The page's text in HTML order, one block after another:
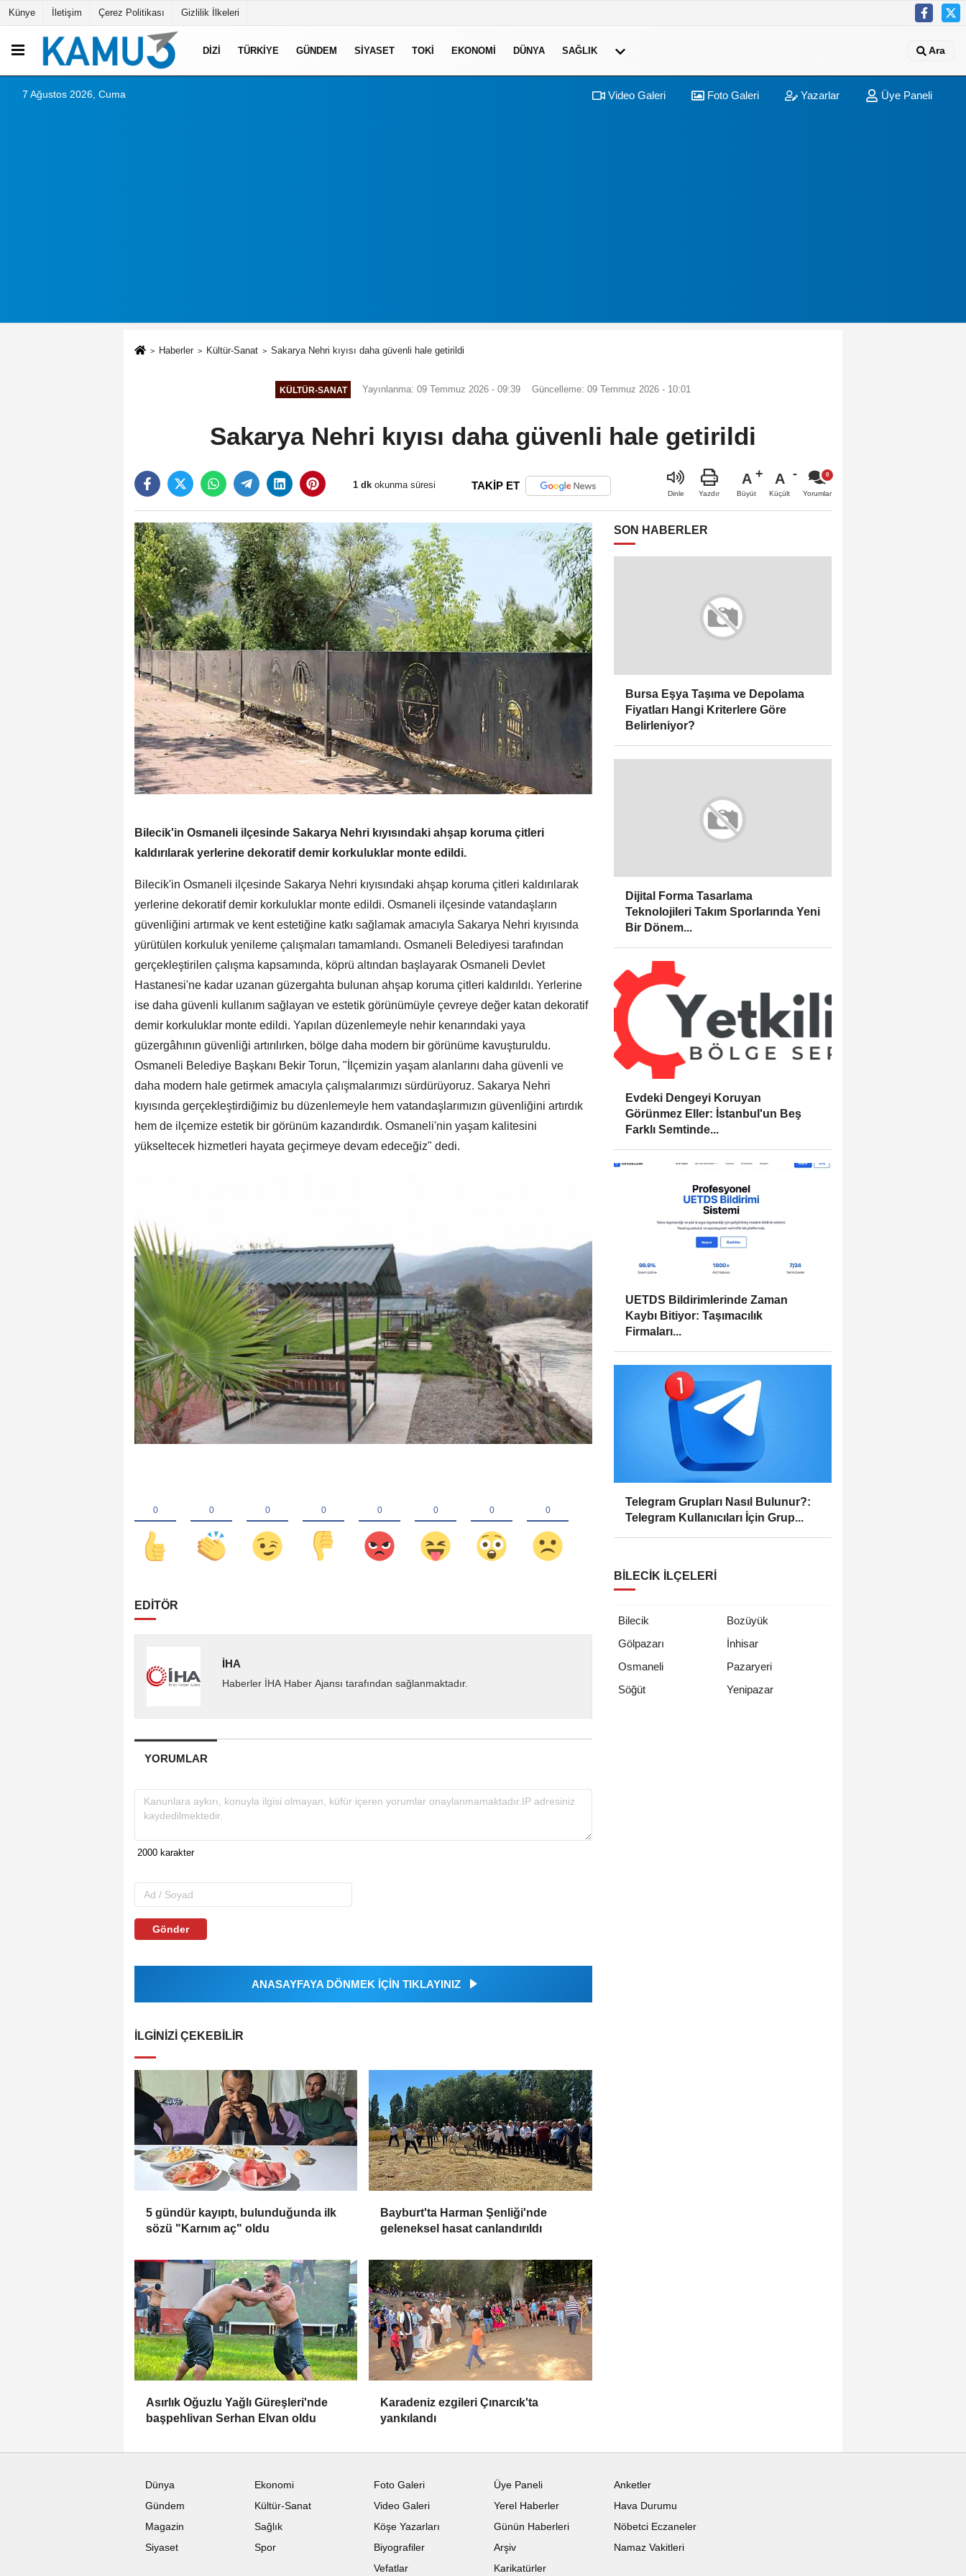
Künye İletişim Çerez Politikası Gizlilik İlkeleri
DIZI TÜRKIYE GÜNDEM SIYASET TOKI EKONOMI DÜNYA SAĞLIK Ara
7 Ağustos 2026, Cuma Video Galeri Foto Galeri Yazarlar Üye Paneli
Haberler Kültür-Sanat Sakarya Nehri kıyısı daha güvenli hale getirildi
KÜLTÜR-SANAT Yayınlanma: 09 Temmuz 2026 - 09:39 Güncelleme: 09 Temmuz 2026 - 10:01
Sakarya Nehri kıyısı daha güvenli hale getirildi
1 dk okunma süresi TAKİP ET
Dinle Yazdır
A
Büyüt
A
Küçült Yorumlar
Bilecik'in Osmaneli ilçesinde Sakarya Nehri kıyısındaki ahşap koruma çitleri
kaldırılarak yerlerine dekoratif demir korkuluklar monte edildi.
Bilecik'in Osmaneli ilçesinde Sakarya Nehri kıyısındaki ahşap koruma çitleri kaldırılarak
yerlerine dekoratif demir korkuluklar monte edildi. Osmaneli ilçesinde vatandaşların
güvenliğini artırmak ve kent estetiğine katkı sağlamak amacıyla Sakarya Nehri kıyısında
yürütülen korkuluk yenileme çalışmaları tamamlandı. Osmaneli Belediyesi tarafından
gerçekleştirilen çalışma kapsamında, köprü altından başlayarak Osmaneli Devlet
Hastanesi'ne kadar uzanan güzergahta bulunan ahşap koruma çitleri kaldırıldı. Yerlerine
ise daha güvenli kullanım sağlayan ve estetik görünümüyle çevreye değer katan dekoratif
demir korkuluklar monte edildi. Yapılan düzenlemeyle nehir kenarındaki yaya
güzergâhının güvenliği artırılırken, bölge daha modern bir görünüme kavuşturuldu.
Osmaneli Belediye Başkanı Bekir Torun, "İlçemizin yaşam alanlarını daha güvenli ve
daha modern hale getirmek amacıyla çalışmalarımızı sürdürüyoruz. Sakarya Nehri
kıyısında gerçekleştirdiğimiz bu düzenlemeyle hem vatandaşlarımızın güvenliğini artırdık
hem de ilçemize estetik bir görünüm kazandırdık. Osmaneli'nin yaşam kalitesini
yükseltecek hizmetleri hayata geçirmeye devam edeceğiz" dedi.
EDİTÖR
İHA
Haberler İHA Haber Ajansı tarafından sağlanmaktadır.
YORUMLAR
Gönder
ANASAYFAYA DÖNMEK İÇİN TIKLAYINIZ
İLGINIZI ÇEKEBILIR
5 gündür kayıptı, bulunduğunda ilk
sözü "Karnım aç" oldu
Bayburt'ta Harman Şenliği'nde
geleneksel hasat canlandırıldı
Asırlık Oğuzlu Yağlı Güreşleri'nde
başpehlivan Serhan Elvan oldu
Karadeniz ezgileri Çınarcık'ta
yankılandı
SON HABERLER
Bursa Eşya Taşıma ve Depolama
Fiyatları Hangi Kriterlere Göre
Belirleniyor?
Dijital Forma Tasarlama
Teknolojileri Takım Sporlarında Yeni
Bir Dönem...
Evdeki Dengeyi Koruyan
Görünmez Eller: İstanbul'un Beş
Farklı Semtinde...
UETDS Bildirimlerinde Zaman
Kaybı Bitiyor: Taşımacılık
Firmaları...
Telegram Grupları Nasıl Bulunur?:
Telegram Kullanıcıları İçin Grup...
BILECIK İLÇELERI
Bilecik
Bozüyük
Gölpazarı
İnhisar
Osmaneli
Pazaryeri
Söğüt
Yenipazar
Dünya
Ekonomi
Gündem
Kültür-Sanat
Magazin
Sağlık
Siyaset
Spor
Foto Galeri
Video Galeri
Köşe Yazarları
Biyografiler
Vefatlar
Üye Paneli
Yerel Haberler
Günün Haberleri
Arşiv
Karikatürler
Anketler
Hava Durumu
Nöbetci Eczaneler
Namaz Vakitleri